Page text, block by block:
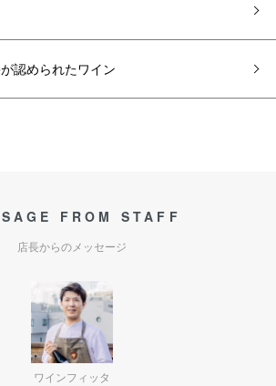
認められたワイン
FROM STAFF
店長からのメッセージ
ワインフィッタ